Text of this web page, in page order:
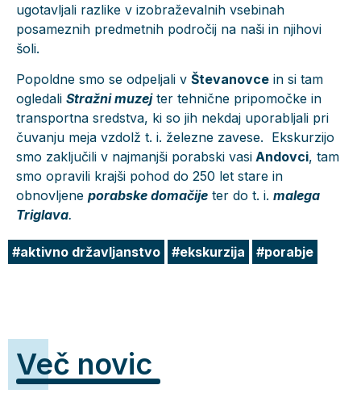
ugotavljali razlike v izobraževalnih vsebinah
posameznih predmetnih področij na naši in njihovi
šoli.
Popoldne smo se odpeljali v Števanovce in si tam
ogledali Stražni muzejter tehnične pripomočke in
transportna sredstva, ki so jih nekdaj uporabljali pri
čuvanju meja vzdolž t. i. železne zavese. Ekskurzijo
smo zaključili v najmanjši porabski vasi Andovci, tam
smo opravili krajši pohod do 250 let stare in
obnovljene porabske domačije ter do t. i. malega
Triglava.
aktivno državljanstvo ekskurzija porabje
Več novic